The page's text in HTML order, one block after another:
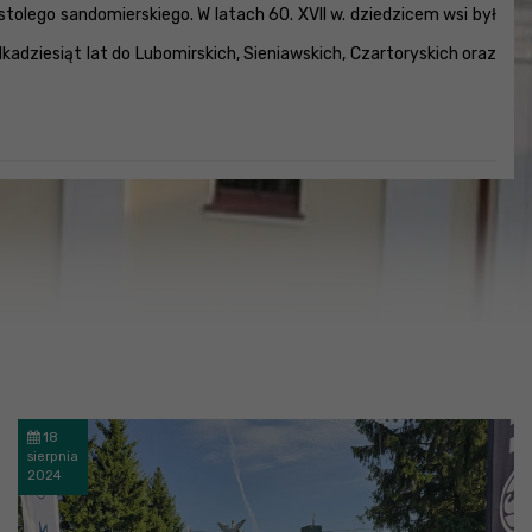
sandomierskiego. W latach 60. XVII w. dziedzicem wsi był
lat do Lubomirskich, Sieniawskich, Czartoryskich oraz
18
sierpnia
2024